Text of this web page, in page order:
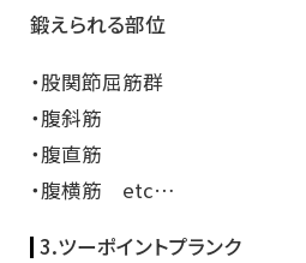
鍛えられる部位
・股関節屈筋群
・腹斜筋
・腹直筋
・腹横筋 etc…
3.ツーポイントプランク